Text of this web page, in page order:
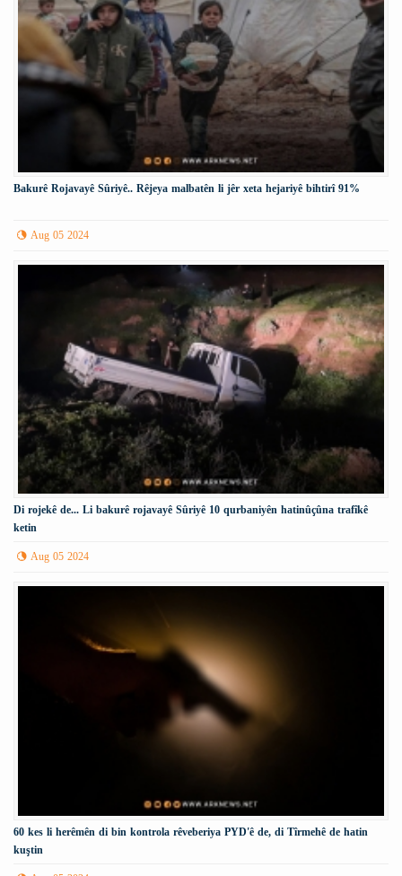
Bakurê Rojavayê Sûriyê.. Rêjeya malbatên li jêr xeta hejariyê bihtirî 91%
Aug 05 2024
Di rojekê de... Li bakurê rojavayê Sûriyê 10 qurbaniyên hatinûçûna trafîkê
ketin
Aug 05 2024
60 kes li herêmên di bin kontrola rêveberiya PYD'ê de, di Tîrmehê de hatin
kuştin